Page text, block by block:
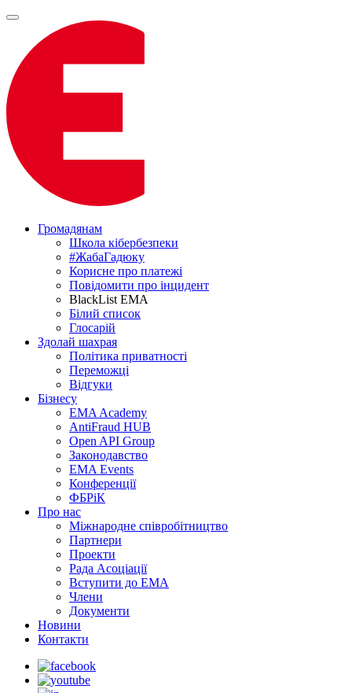
Громадянам
Школа кібербезпеки
#ЖабаГадюку
Корисне про платежі
Повідомити про інцидент
BlackList EMA
Білий список
Глосарій
Здолай шахрая
Політика приватності
Переможцi
Відгуки
Бізнесу
EMA Academy
AntiFraud HUB
Open API Group
Законодавство
EMA Events
Конференції
ФБРіК
Про нас
Міжнародне співробітництво
Партнери
Проекти
Рада Асоціації
Вступити до ЕМА
Члени
Документи
Новини
Контакти